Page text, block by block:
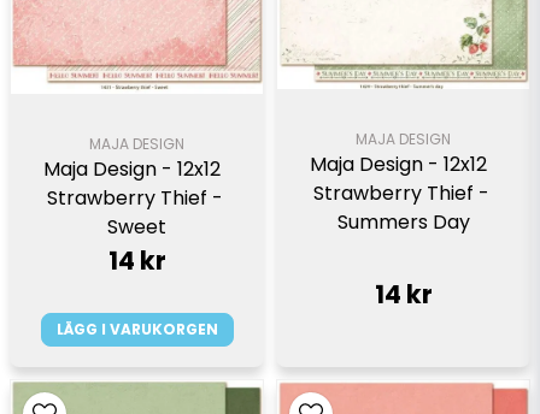
MAJA DESIGN
Maja Design - 12x12
Strawberry Thief -
Sweet
14 kr
LÄGG I VARUKORGEN
MAJA DESIGN
Maja Design - 12x12
Strawberry Thief -
Summers Day
14 kr